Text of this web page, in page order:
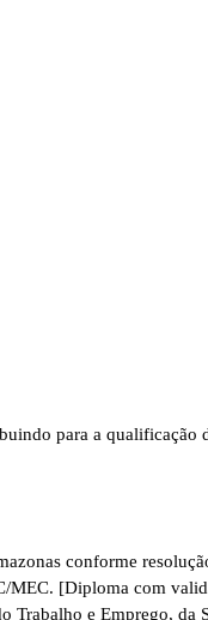
para a qualificação
conforme
MEC. [Diploma com
e Emprego, da